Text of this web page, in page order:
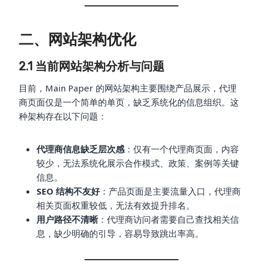
二、网站架构优化
2.1 当前网站架构分析与问题
目前，Main Paper 的网站架构主要围绕产品展示，代理
商页面仅是一个简单的单页，缺乏系统化的信息组织。这
种架构存在以下问题：
代理商信息缺乏层次感：仅有一个代理商页面，内容
较少，无法系统化展示合作模式、政策、案例等关键
信息。
SEO 结构不友好：产品页面是主要流量入口，代理商
相关页面权重较低，无法有效提升排名。
用户路径不清晰 ：代理商访问者需要自己查找相关信
息，缺少明确的引导，容易导致跳出率高。